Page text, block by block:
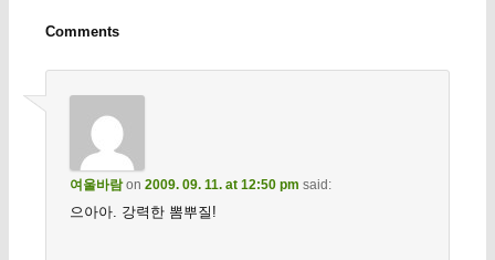
Comments
여울바람on 2009. 09. 11. at 12:50 pm said:
으아아. 강력한 뽐뿌질!